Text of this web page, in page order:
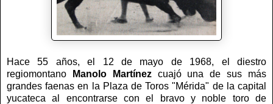
Hace 55 años, el 12 de mayo de 1968, el diestro
regiomontano
Manolo Martínezcuajó una de sus más
grandes faenas en la Plaza de Toros "Mérida" de la capital
yucateca al encontrarse con el bravo y noble toro de